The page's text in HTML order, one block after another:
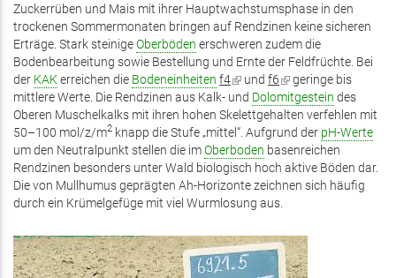
Zuckerrüben und Mais mit ihrer Hauptwachstumsphase in den
trockenen Sommermonaten bringen auf Rendzinen keine sicheren
Erträge. Stark steinigeOberböden erschweren zudem die
Bodenbearbeitung sowie Bestellung und Ernte der Feldfrüchte. Bei
der KAKerreichen die Bodeneinheiten f4(Link
ist
extern)
und f6(Link
ist
extern)
geringe bis
mittlere Werte. Die Rendzinen aus Kalk- und Dolomitgestein des
Oberen Muschelkalks mit ihren hohen Skelettgehalten verfehlen mit
50–100 mol/z/m2 knapp die Stufe „mittel“. Aufgrund der pH-Werte
um den Neutralpunkt stellen die imOberboden basenreichen
Rendzinen besonders unter Wald biologisch hoch aktive Böden dar.
Die von Mullhumus geprägten Ah-Horizonte zeichnen sich häufig
durch ein Krümelgefüge mit viel Wurmlosung aus.